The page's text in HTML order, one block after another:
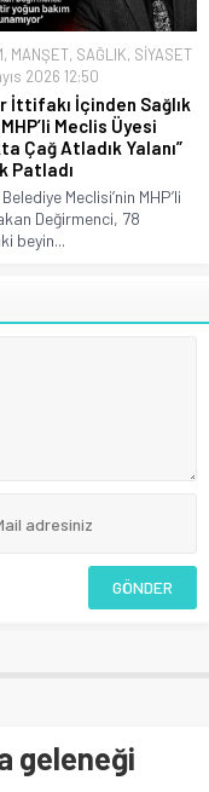
, MANŞET, SAĞLIK, SİYASET
2026 12:50
İttifakı İçinden Sağlık
Meclis Üyesi
Çağ Atladık Yalanı”
Patladı
Meclisi’nin MHP’li
Değirmenci, 78
beyin...
geleneği